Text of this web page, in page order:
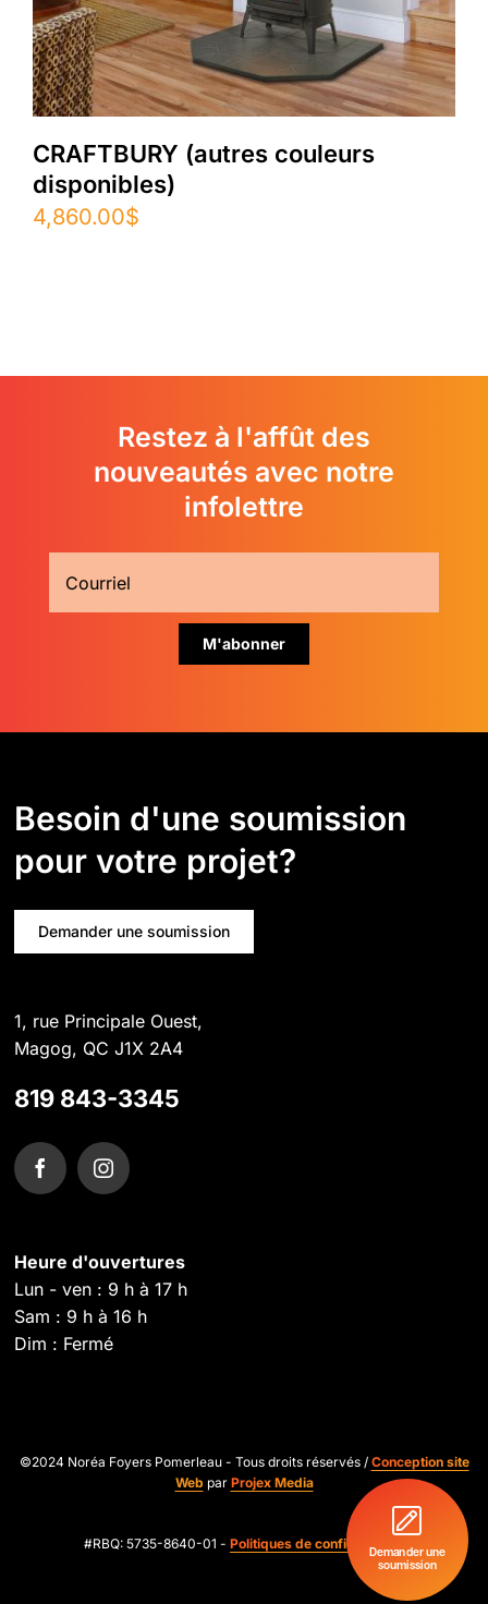
CRAFTBURY (autres couleurs
disponibles)
4,860.00$
Restez à l'affût des
nouveautés avec notre
infolettre
Besoin d'une soumission
pour votre projet?
Demander une soumission
1, rue Principale Ouest,
Magog, QC J1X 2A4
819 843-3345
Heure d'ouvertures
Lun - ven : 9 h à 17 h
Sam : 9 h à 16 h
Dim : Fermé
©2024 Noréa Foyers Pomerleau - Tous droits réservés / Conception site
Web par Projex Media
#RBQ: 5735-8640-01 - Politiques de confidentialité